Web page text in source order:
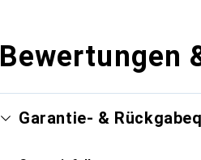
Bewertungen
Garantie- &